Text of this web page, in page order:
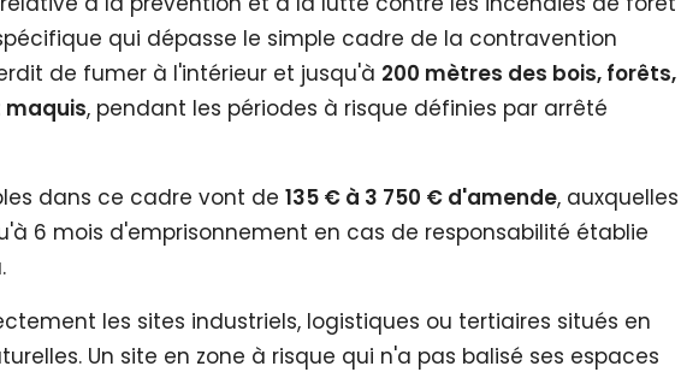
qui dépasse le simple cadre de la contravention
de fumer à l'intérieur et jusqu'à 200 mètres des bois, forêts,
, pendant les périodes à risque définies par arrêté
dans ce cadre vont de 135 € à 3 750 € d'amende, auxquelles
6 mois d'emprisonnement en cas de responsabilité établie
les sites industriels, logistiques ou tertiaires situés en
Un site en zone à risque qui n'a pas balisé ses espaces